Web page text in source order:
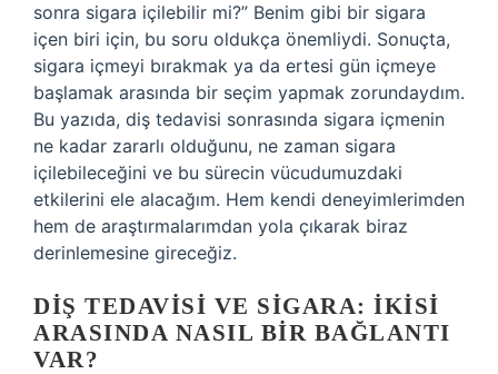
sonra sigara içilebilir mi?” Benim gibi bir sigara
içen biri için, bu soru oldukça önemliydi. Sonuçta,
sigara içmeyi bırakmak ya da ertesi gün içmeye
başlamak arasında bir seçim yapmak zorundaydım.
Bu yazıda, diş tedavisi sonrasında sigara içmenin
ne kadar zararlı olduğunu, ne zaman sigara
içilebileceğini ve bu sürecin vücudumuzdaki
etkilerini ele alacağım. Hem kendi deneyimlerimden
hem de araştırmalarımdan yola çıkarak biraz
derinlemesine gireceğiz.
DIŞ TEDAVISI VE SIGARA: İKISI
ARASINDA NASIL BIR BAĞLANTI
VAR?